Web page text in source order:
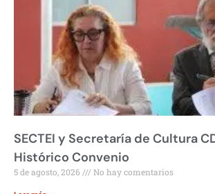
SECTEI y Secretaría de Cultura
Histórico Convenio
5 de agosto, 2026 No hay comentarios